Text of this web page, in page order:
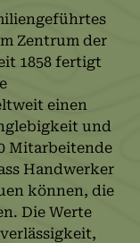
Zentrum der
1858 fertigt
einen
und
Mitarbeitende
Handwerker
können, die
Die Werte